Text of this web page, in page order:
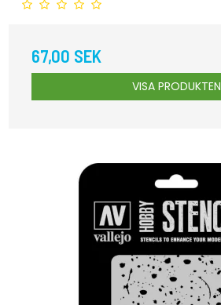
67,00 SEK
VISA PRODUKTEN